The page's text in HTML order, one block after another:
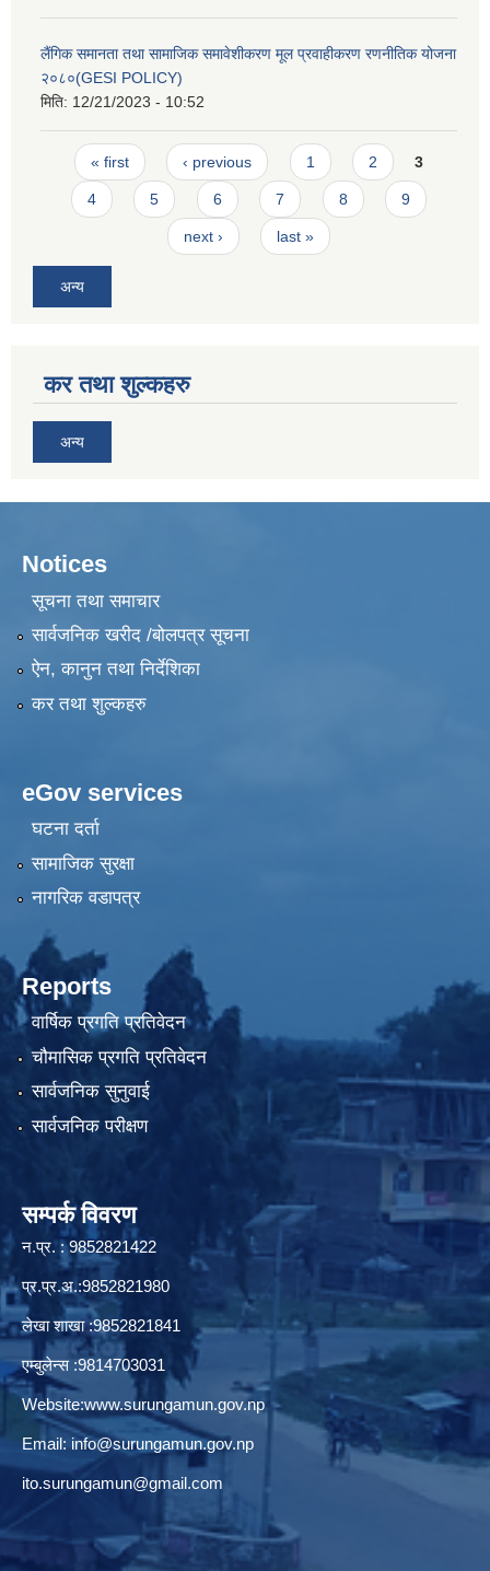
लैंगिक समानता तथा सामाजिक समावेशीकरण मूल प्रवाहीकरण रणनीतिक योजना
२०८०(GESI POLICY)
मिति: 12/21/2023 - 10:52
Pages
« first ‹ previous 1 2 3
4 5 6 7 8 9
next › last »
अन्य
कर तथा शुल्कहरु
अन्य
Notices
सूचना तथा समाचार
सार्वजनिक खरीद /बोलपत्र सूचना
ऐन, कानुन तथा निर्देशिका
कर तथा शुल्कहरु
eGov services
घटना दर्ता
सामाजिक सुरक्षा
नागरिक वडापत्र
Reports
वार्षिक प्रगति प्रतिवेदन
चौमासिक प्रगति प्रतिवेदन
सार्वजनिक सुनुवाई
सार्वजनिक परीक्षण
सम्पर्क विवरण
न.प्र. : 9852821422
प्र.प्र.अ.:9852821980
लेखा शाखा :9852821841
एम्बुलेन्स :9814703031
Website:www.surungamun.gov.np
Email: info@surungamun.gov.np
ito.surungamun@gmail.com